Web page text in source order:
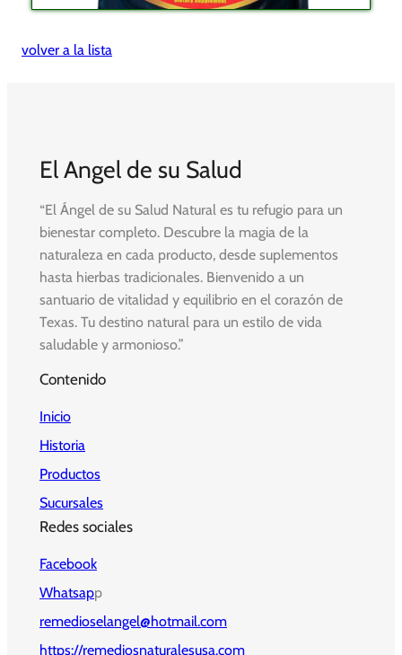
volver a la lista
El Angel de su Salud
“El Ángel de su Salud Natural es tu refugio para un
bienestar completo. Descubre la magia de la
naturaleza en cada producto, desde suplementos
hasta hierbas tradicionales. Bienvenido a un
santuario de vitalidad y equilibrio en el corazón de
Texas. Tu destino natural para un estilo de vida
saludable y armonioso.”
Contenido
Inicio
Historia
Productos
Sucursales
Redes sociales
Facebook
Whatsapp
remedioselangel@hotmail.com
https://remediosnaturalesusa.com